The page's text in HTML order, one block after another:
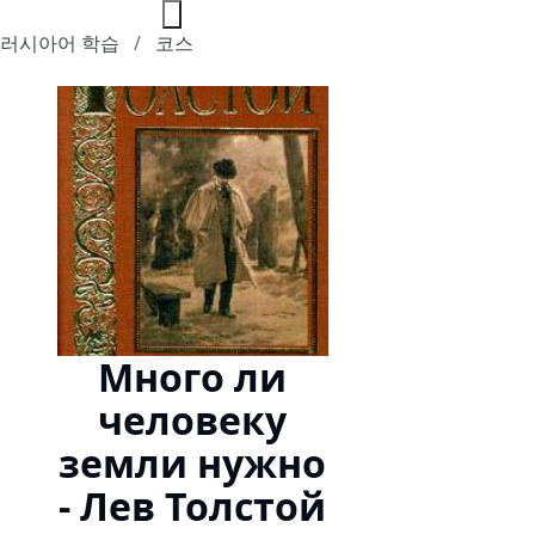
러시아어 학습 코스
Много ли
человеку
земли нужно
- Лев Толстой